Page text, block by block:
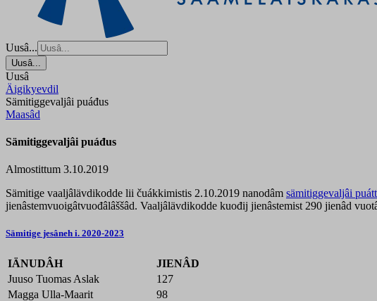
Uusâ...
Uusâ...
Uusâ
Äigikyevdil
Sämitiggevaljâi puáđus
Maasâd
Sämitiggevaljâi puáđus
Almostittum 3.10.2019
Sämitige vaaljâlävdikodde lii čuákkimistis 2.10.2019 nanodâm sämitiggevaljâi
jienâstemvuoigâtvuođâlâššâd. Vaaljâlävdikodde kuođij jienâstemist 290 jienâd
Sämitige jesâneh i. 2020-2023
IÄNUDÂH
JIENÂD
Juuso Tuomas Aslak
127
Magga Ulla-Maarit
98